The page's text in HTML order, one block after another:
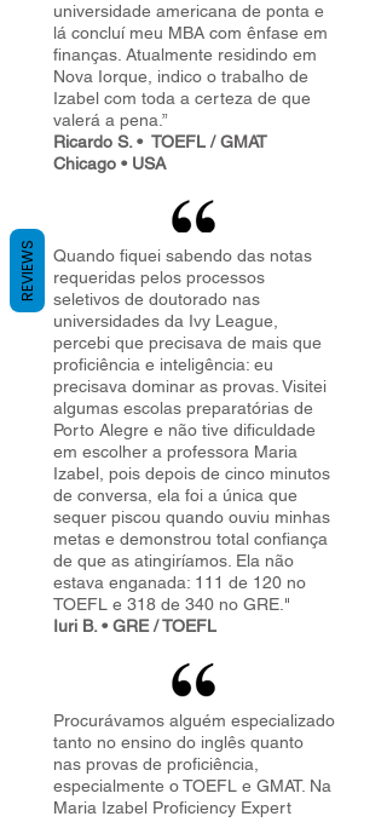
universidade americana de ponta e
lá concluí meu MBA com ênfase em
finanças. Atualmente residindo em
Nova Iorque, indico o trabalho de
Izabel com toda a certeza de que
valerá a pena.”
Ricardo S. • TOEFL / GMAT
Chicago • USA
Quando fiquei sabendo das notas
requeridas pelos processos
seletivos de doutorado nas
universidades da Ivy League,
percebi que precisava de mais que
proficiência e inteligência: eu
precisava dominar as provas. Visitei
algumas escolas preparatórias de
Porto Alegre e não tive dificuldade
em escolher a professora Maria
Izabel, pois depois de cinco minutos
de conversa, ela foi a única que
sequer piscou quando ouviu minhas
metas e demonstrou total confiança
de que as atingiríamos. Ela não
estava enganada: 111 de 120 no
TOEFL e 318 de 340 no GRE."
Iuri B. • GRE / TOEFL
Procurávamos alguém especializado
tanto no ensino do inglês quanto
nas provas de proficiência,
especialmente o TOEFL e GMAT. Na
Maria Izabel Proficiency Expert
REVIEWS